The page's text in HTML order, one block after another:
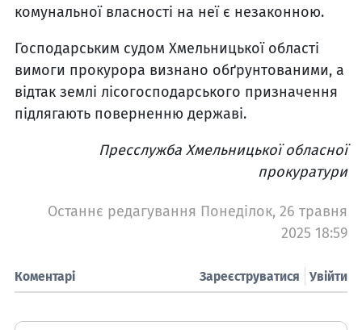
комунальної власності на неї є незаконною.
Господарським судом Хмельницької області
вимоги прокурора визнано обґрунтованими, а
відтак землі лісогосподарського призначення
підлягають поверненню державі.
Пресслужба Хмельницької обласної
прокуратури
Останнє редагування Понеділок, 26 травня
2025 18:59
Коментарі Увійти
Зареєструватися